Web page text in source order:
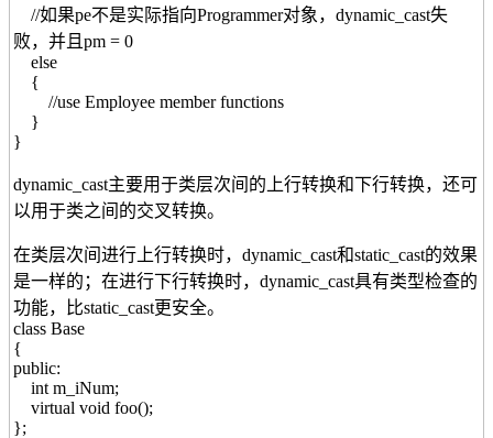
//如果pe不是实际指向Programmer对象，dynamic_cast失
败，并且pm = 0
else
{
//use Employee member functions
}
}
dynamic_cast主要用于类层次间的上行转换和下行转换，还可
以用于类之间的交叉转换。
在类层次间进行上行转换时，dynamic_cast和static_cast的效果
是一样的；在进行下行转换时，dynamic_cast具有类型检查的
功能，比static_cast更安全。
class Base
{
public:
int m_iNum;
virtual void foo();
};